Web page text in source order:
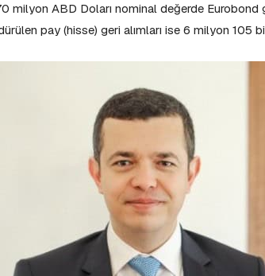
milyon ABD Doları nominal değerde Eurobond
pay (hisse) geri alımları ise 6 milyon 105